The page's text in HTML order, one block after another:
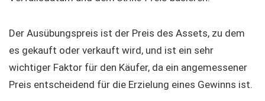
Der Ausübungspreis ist der Preis des Assets, zu dem
es gekauft oder verkauft wird, und ist ein sehr
wichtiger Faktor für den Käufer, da ein angemessener
Preis entscheidend für die Erzielung eines Gewinns ist.